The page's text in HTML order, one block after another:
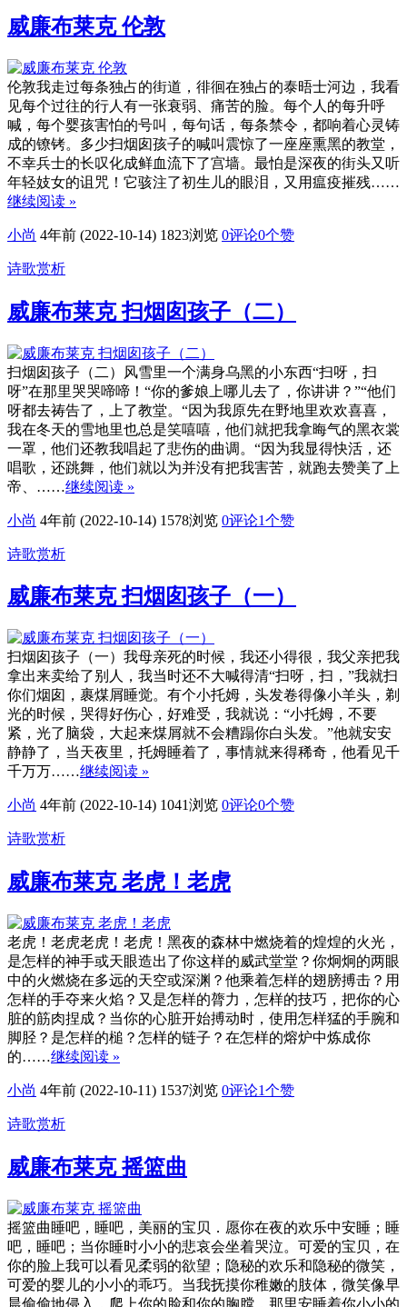
威廉布莱克 伦敦
伦敦我走过每条独占的街道，徘徊在独占的泰晤士河边，我看
见每个过往的行人有一张衰弱、痛苦的脸。每个人的每升呼
喊，每个婴孩害怕的号叫，每句话，每条禁令，都响着心灵铸
成的镣铐。多少扫烟囱孩子的喊叫震惊了一座座熏黑的教堂，
不幸兵士的长叹化成鲜血流下了宫墙。最怕是深夜的街头又听
年轻妓女的诅咒！它骇注了初生儿的眼泪，又用瘟疫摧残……
继续阅读 »
小尚 4年前 (2022-10-14) 1823浏览 0评论0个赞
诗歌赏析
威廉布莱克 扫烟囱孩子（二）
扫烟囱孩子（二）风雪里一个满身乌黑的小东西“扫呀，扫
呀”在那里哭哭啼啼！“你的爹娘上哪儿去了，你讲讲？”“他们
呀都去祷告了，上了教堂。“因为我原先在野地里欢欢喜喜，
我在冬天的雪地里也总是笑嘻嘻，他们就把我拿晦气的黑衣裳
一罩，他们还教我唱起了悲伤的曲调。“因为我显得快活，还
唱歌，还跳舞，他们就以为并没有把我害苦，就跑去赞美了上
帝、……继续阅读 »
小尚 4年前 (2022-10-14) 1578浏览 0评论1个赞
诗歌赏析
威廉布莱克 扫烟囱孩子（一）
扫烟囱孩子（一）我母亲死的时候，我还小得很，我父亲把我
拿出来卖给了别人，我当时还不大喊得清“扫呀，扫，”我就扫
你们烟囱，裹煤屑睡觉。有个小托姆，头发卷得像小羊头，剃
光的时候，哭得好伤心，好难受，我就说：“小托姆，不要
紧，光了脑袋，大起来煤屑就不会糟蹋你白头发。”他就安安
静静了，当天夜里，托姆睡着了，事情就来得稀奇，他看见千
千万万……继续阅读 »
小尚 4年前 (2022-10-14) 1041浏览 0评论0个赞
诗歌赏析
威廉布莱克 老虎！老虎
老虎！老虎老虎！老虎！黑夜的森林中燃烧着的煌煌的火光，
是怎样的神手或天眼造出了你这样的威武堂堂？你炯炯的两眼
中的火燃烧在多远的天空或深渊？他乘着怎样的翅膀搏击？用
怎样的手夺来火焰？又是怎样的膂力，怎样的技巧，把你的心
脏的筋肉捏成？当你的心脏开始搏动时，使用怎样猛的手腕和
脚胫？是怎样的槌？怎样的链子？在怎样的熔炉中炼成你
的……继续阅读 »
小尚 4年前 (2022-10-11) 1537浏览 0评论1个赞
诗歌赏析
威廉布莱克 摇篮曲
摇篮曲睡吧，睡吧，美丽的宝贝．愿你在夜的欢乐中安睡；睡
吧，睡吧；当你睡时小小的悲哀会坐着哭泣。可爱的宝贝，在
你的脸上我可以看见柔弱的欲望；隐秘的欢乐和隐秘的微笑，
可爱的婴儿的小小的乖巧。当我抚摸你稚嫩的肢体，微笑像早
晨偷偷地侵入，爬上你的脸和你的胸膛，那里安睡着你小小的